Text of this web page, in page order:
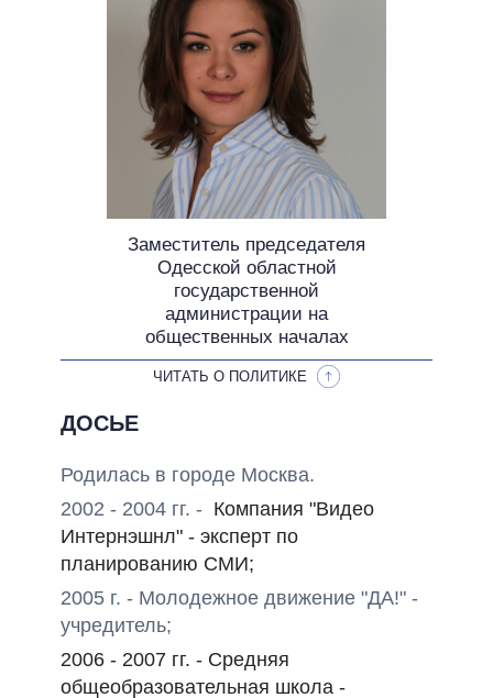
ОБЕЩАНИЯ В ПРОЦЕССЕ
ВСЕ ОБЕЩАНИЯ
АРХИВНЫЕ ОБЕЩАНИЯ
Заместитель председателя
Одесской областной
государственной
администрации на
общественных началах
ЧИТАТЬ О ПОЛИТИКЕ
ДОСЬЕ
Родилась в городе Москва.
2002 - 2004 гг. - Компания "Видео
Интернэшнл" - эксперт по
планированию СМИ;
2005 г. - Молодежное движение "ДА!" -
учредитель;
2006 - 2007 гг. - Средняя
общеобразовательная школа -